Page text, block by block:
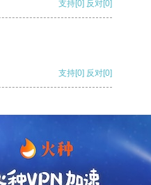
支持[0] 反对[0]
支持[0] 反对[0]
支持